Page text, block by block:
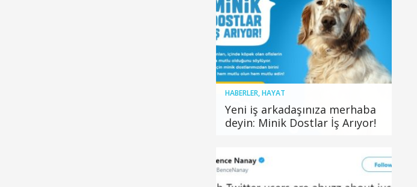
HABERLER,HAYAT
Yeni iş arkadaşınıza merhaba
deyin: Minik Dostlar İş Arıyor!